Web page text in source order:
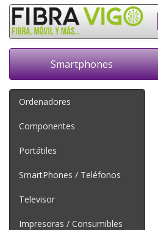
Smartphones
Ordenadores
Componentes
Portátiles
SmartPhones / Teléfonos
Televisor
Impresoras / Consumibles